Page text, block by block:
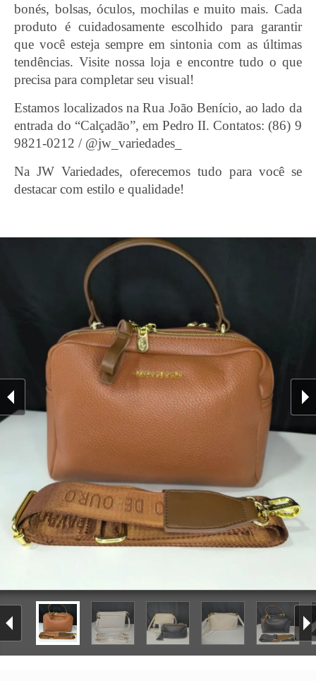
bonés, bolsas, óculos, mochilas e muito mais. Cada
produto é cuidadosamente escolhido para garantir
que você esteja sempre em sintonia com as últimas
tendências. Visite nossa loja e encontre tudo o que
precisa para completar seu visual!
Estamos localizados na Rua João Benício, ao lado da
entrada do “Calçadão”, em Pedro II. Contatos: (86) 9
9821-0212 / @jw_variedades_
Na JW Variedades, oferecemos tudo para você se
destacar com estilo e qualidade!